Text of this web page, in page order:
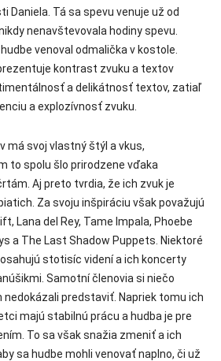
Daniela. Tá sa spevu venuje už od
nenavštevovala hodiny spevu.
venoval odmalička v kostole.
kontrast zvuku a textov
a delikátnosť textov, zatiaľ
a explozívnosť zvuku.
má svoj vlastný štýl a vkus,
to spolu šlo prirodzene vďaka
Aj preto tvrdia, že ich zvuk je
Za svoju inšpiráciu však považujú
Lana del Rey, Tame Impala, Phoebe
a The Last Shadow Puppets. Niektoré
stotisíc videní a ich koncerty
Samotní členovia si niečo
predstaviť. Napriek tomu ich
majú stabilnú prácu a hudba je pre
To sa však snažia zmeniť a ich
sa hudbe mohli venovať naplno, či už